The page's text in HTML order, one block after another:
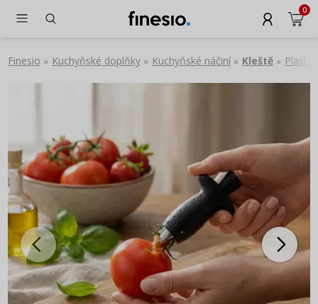
0
Finesio » Kuchyňské doplňky » Kuchyňské náčiní » Kleště »